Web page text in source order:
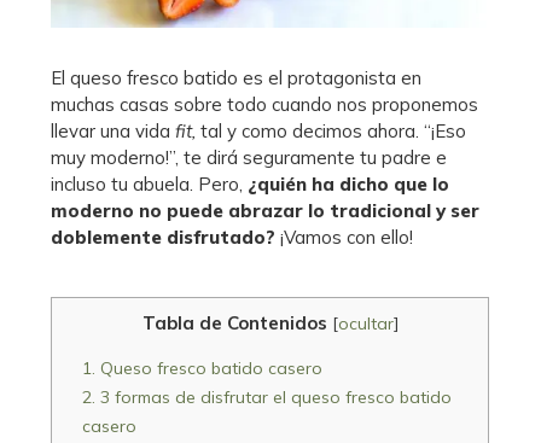
El queso fresco batido es el protagonista en
muchas casas sobre todo cuando nos proponemos
llevar una vida fit,tal y como decimos ahora. “¡Eso
muy moderno!”, te dirá seguramente tu padre e
incluso tu abuela. Pero, ¿quién ha dicho que lo
moderno no puede abrazar lo tradicional y ser
doblemente disfrutado? ¡Vamos con ello!
Tabla de Contenidos [ocultar]
1. Queso fresco batido casero
2. 3 formas de disfrutar el queso fresco batido
casero